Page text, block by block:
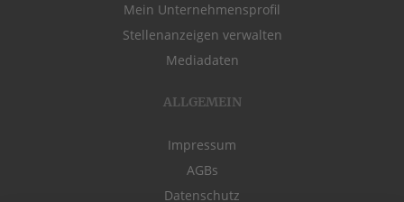
Mein Unternehmensprofil
Stellenanzeigen verwalten
Mediadaten
ALLGEMEIN
Impressum
AGBs
Datenschutz